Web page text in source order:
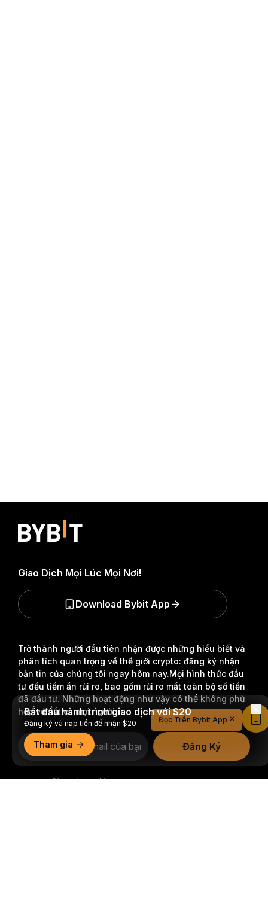
Trở thành người đầu tiên nhận được những hiểu biết và
phân tích quan trọng về thế giới crypto: đăng ký nhận
bản tin của chúng tôi ngay hôm nay.Mọi hình thức đầu
tư đều tiềm ẩn rủi ro, bao gồm rủi ro mất toàn bộ số tiền
đã đầu tư. Những hoạt động như vậy có thể không phù
hợp với tất cả mọi người.
Đăng Ký
Theo dõi chúng tôi
Giao Dịch Mọi Lúc Mọi Nơi!
Download Bybit App
Bắt đầu hành trình giao dịch với $20
Đăng ký và nạp tiền để nhận $20
Tham gia
Đọc Trên Bybit App